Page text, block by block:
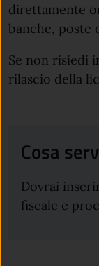
direttamente
banche, poste
Se non risiedi
rilascio della
Cosa
Dovrai
fiscale e